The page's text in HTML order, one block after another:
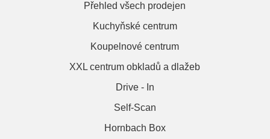
Přehled všech prodejen
Kuchyňské centrum
Koupelnové centrum
XXL centrum obkladů a dlažeb
Drive - In
Self-Scan
Hornbach Box